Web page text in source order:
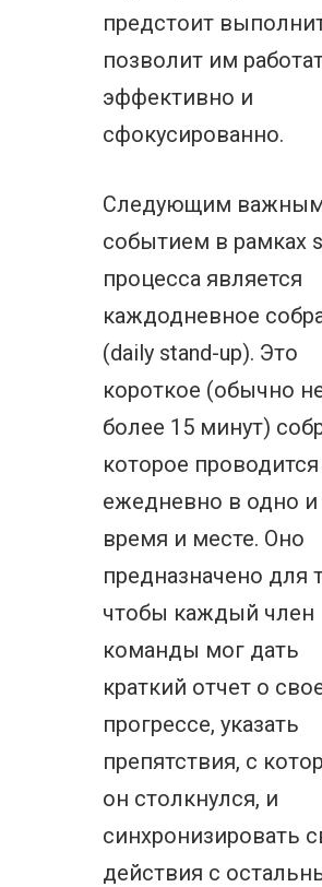
предстоит
позволит им
эффективно и
сфокусированно.
Следующим
событием в рамках
процесса является
каждодневное
(daily stand-up). Это
короткое (обычно
более 15 минут)
которое проводится
ежедневно в одно
время и месте. Оно
предназначено для
чтобы каждый член
команды мог дать
краткий отчет о
прогрессе, указать
препятствия, с
он столкнулся, и
синхронизировать
действия с